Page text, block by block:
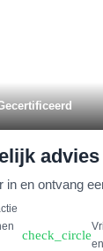
in en ontvang
check_circle